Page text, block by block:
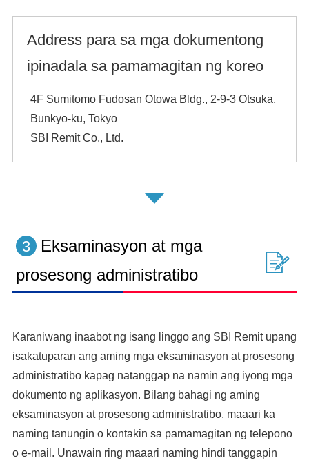
Address para sa mga dokumentong
ipinadala sa pamamagitan ng koreo
4F Sumitomo Fudosan Otowa Bldg., 2-9-3 Otsuka,
Bunkyo-ku, Tokyo
SBI Remit Co., Ltd.
3
Eksaminasyon at mga
prosesong administratibo
Karaniwang inaabot ng isang linggo ang SBI Remit upang
isakatuparan ang aming mga eksaminasyon at prosesong
administratibo kapag natanggap na namin ang iyong mga
dokumento ng aplikasyon. Bilang bahagi ng aming
eksaminasyon at prosesong administratibo, maaari ka
naming tanungin o kontakin sa pamamagitan ng telepono
o e-mail. Unawain ring maaari naming hindi tanggapin